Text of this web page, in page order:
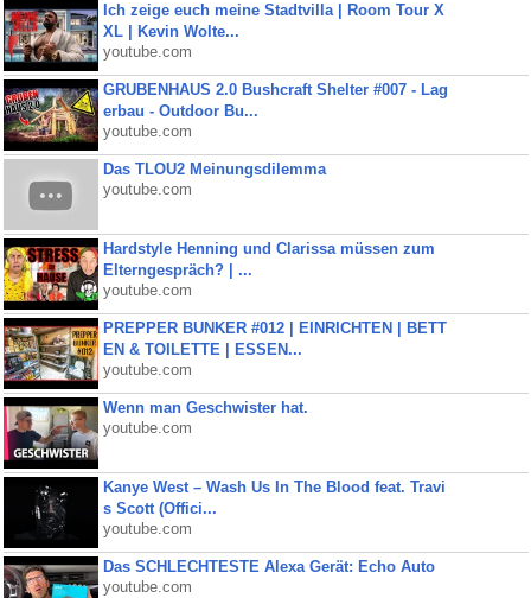
Ich zeige euch meine Stadtvilla | Room Tour X
XL | Kevin Wolte...
youtube.com
GRUBENHAUS 2.0 Bushcraft Shelter #007 - Lag
erbau - Outdoor Bu...
youtube.com
Das TLOU2 Meinungsdilemma
youtube.com
Hardstyle Henning und Clarissa müssen zum
Elterngespräch? | ...
youtube.com
PREPPER BUNKER #012 | EINRICHTEN | BETT
EN & TOILETTE | ESSEN...
youtube.com
Wenn man Geschwister hat.
youtube.com
Kanye West – Wash Us In The Blood feat. Travi
s Scott (Offici...
youtube.com
Das SCHLECHTESTE Alexa Gerät: Echo Auto
youtube.com